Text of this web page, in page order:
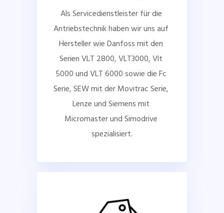
Als Servicedienstleister für die
Antriebstechnik haben wir uns auf
Hersteller wie Danfoss mit den
Serien VLT 2800, VLT3000, Vlt
5000 und VLT 6000 sowie die Fc
Serie, SEW mit der Movitrac Serie,
Lenze und Siemens mit
Micromaster und Simodrive
spezialisiert.